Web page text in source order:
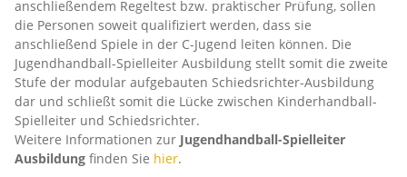
anschließendem Regeltest bzw. praktischer Prüfung, sollen
die Personen soweit qualifiziert werden, dass sie
anschließend Spiele in der C-Jugend leiten können. Die
Jugendhandball-Spielleiter Ausbildung stellt somit die zweite
Stufe der modular aufgebauten Schiedsrichter-Ausbildung
dar und schließt somit die Lücke zwischen Kinderhandball-
Spielleiter und Schiedsrichter.
Weitere Informationen zur Jugendhandball-Spielleiter
Ausbildung finden Sie hier.